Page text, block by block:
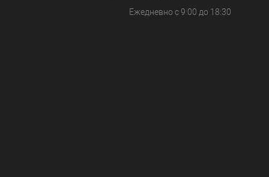
Ежедневно с 9:00 до 18:30